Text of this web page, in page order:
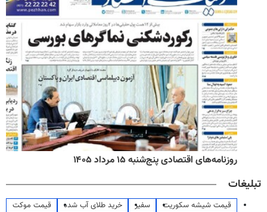
روزنامه‌های اقتصادی پنج‌شنبه ۱۵ مرداد ۱۴۰۵
تبلیغات
قیمت شیشه سکوریت سفیر خرید طلای آب شده
قیمت موکت